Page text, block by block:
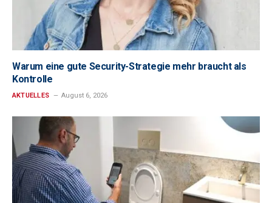
Warum eine gute Security-Strategie mehr braucht als
Kontrolle
AKTUELLES August 6, 2026